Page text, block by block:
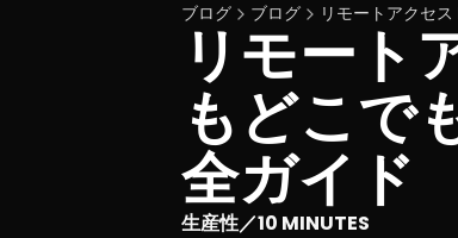
ブログ ブログ リモートアクセ
リモート
もどこで
全ガイド
生産性／10 MINUTES